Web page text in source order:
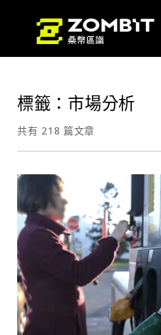
標籤：市場分析
共有 218 篇文章